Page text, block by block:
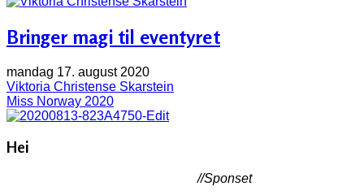
Bringer magi til eventyret
mandag 17. august 2020
Viktoria Christense Skarstein
Miss Norway 2020
Hei
//Sponset